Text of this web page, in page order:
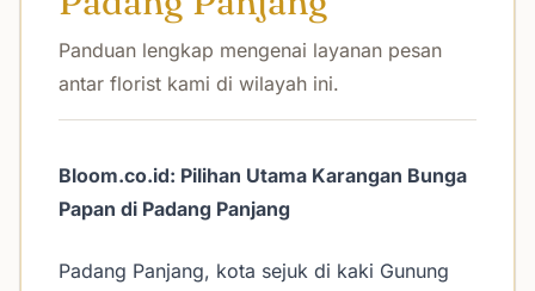
Panduan lengkap mengenai layanan pesan
antar florist kami di wilayah ini.
Bloom.co.id: Pilihan Utama Karangan Bunga
Papan di Padang Panjang
Padang Panjang, kota sejuk di kaki Gunung